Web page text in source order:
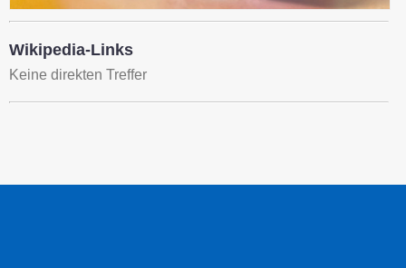
Wikipedia-Links
Keine direkten Treffer